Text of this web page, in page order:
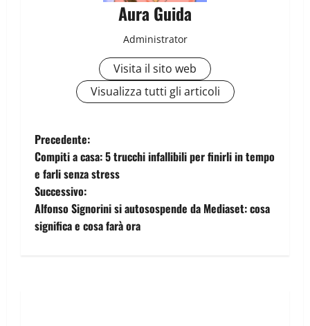
Aura Guida
Administrator
Visita il sito web
Visualizza tutti gli articoli
Precedente:
Compiti a casa: 5 trucchi infallibili per finirli in tempo
e farli senza stress
Successivo:
Alfonso Signorini si autosospende da Mediaset: cosa
significa e cosa farà ora